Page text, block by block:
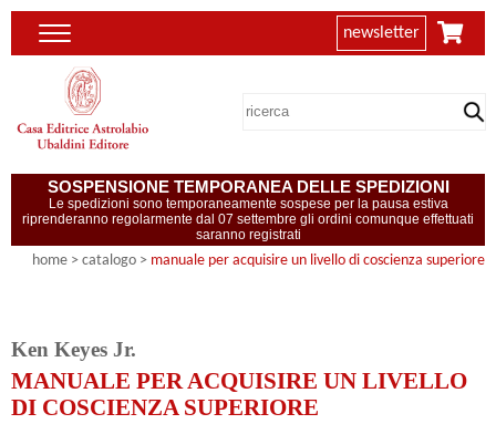
newsletter
SOSPENSIONE TEMPORANEA DELLE SPEDIZIONI
Le spedizioni sono temporaneamente sospese per la pausa estiva
riprenderanno regolarmente dal 07 settembre gli ordini comunque effettuati
saranno registrati
home > catalogo > manuale per acquisire un livello di coscienza superiore
Ken Keyes Jr.
MANUALE PER ACQUISIRE UN LIVELLO
DI COSCIENZA SUPERIORE